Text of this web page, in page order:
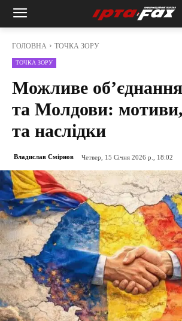
ГОЛОВНА ТОЧКА ЗОРУ
ТОЧКА ЗОРУ
Можливе
та Молдови: мотиви,
та наслідки
Владислав Смірнов Четвер, 15 Січня 2026 р., 18:02